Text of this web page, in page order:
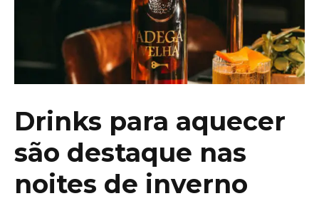
Drinks para aquecer
são destaque nas
noites de inverno